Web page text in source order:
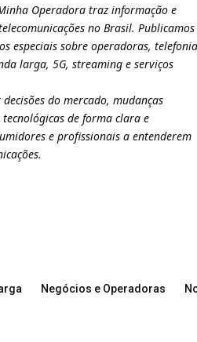
Operadora traz informação e
no Brasil. Publicamos
especiais sobre operadoras, telefonia
larga, 5G, streaming e serviços
do mercado, mudanças
de forma clara e
e profissionais a entenderem
Negócios e Operadoras